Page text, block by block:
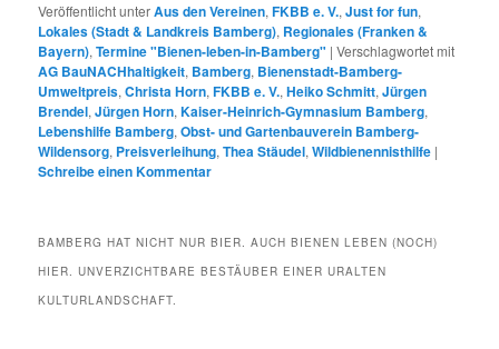
Veröffentlicht unterAus den Vereinen,FKBB e. V.,Just for fun,
Lokales (Stadt & Landkreis Bamberg), Regionales (Franken &
Bayern),Termine "Bienen-leben-in-Bamberg" |Verschlagwortet mit
AG BauNACHhaltigkeit, Bamberg, Bienenstadt-Bamberg-
Umweltpreis,Christa Horn,FKBB e. V.,Heiko Schmitt,Jürgen
Brendel,Jürgen Horn,Kaiser-Heinrich-Gymnasium Bamberg,
Lebenshilfe Bamberg,Obst- und Gartenbauverein Bamberg-
Wildensorg, Preisverleihung,Thea Stäudel,Wildbienennisthilfe |
Schreibe einen Kommentar
BAMBERG HAT NICHT NUR BIER. AUCH BIENEN LEBEN (NOCH)
HIER. UNVERZICHTBARE BESTÄUBER EINER URALTEN
KULTURLANDSCHAFT.